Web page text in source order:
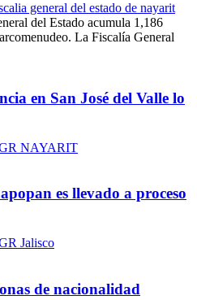
general del estado de nayarit
del Estado acumula 1,186
La Fiscalía General
en San José del Valle lo
NAYARIT
es llevado a proceso
Jalisco
de nacionalidad